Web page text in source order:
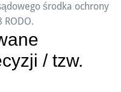
środka ochrony
/ tzw.